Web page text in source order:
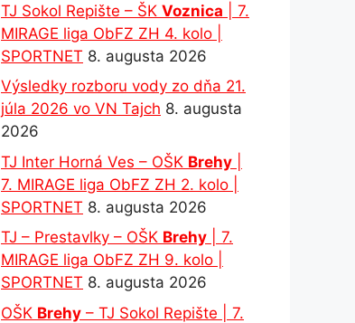
TJ Sokol Repište – ŠK Voznica | 7.
MIRAGE liga ObFZ ZH 4. kolo |
SPORTNET 8. augusta 2026
Výsledky rozboru vody zo dňa 21.
júla 2026 vo VN Tajch 8. augusta
2026
TJ Inter Horná Ves – OŠK Brehy
7. MIRAGE liga ObFZ ZH 2. kolo |
SPORTNET 8. augusta 2026
TJ – Prestavlky – OŠK Brehy | 7.
MIRAGE liga ObFZ ZH 9. kolo |
SPORTNET 8. augusta 2026
OŠK Brehy – TJ Sokol Repište | 7.